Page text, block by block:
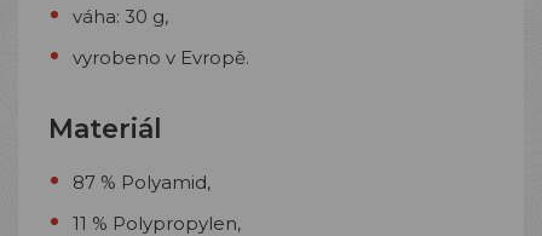
váha: 30 g,
vyrobeno v Evropě.
Materiál
87 % Polyamid,
11 % Polypropylen,